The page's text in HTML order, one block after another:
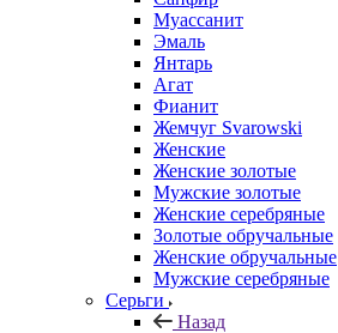
Муассанит
Эмаль
Янтарь
Агат
Фианит
Жемчуг Svarowski
Женские
Женские золотые
Мужские золотые
Женские серебряные
Золотые обручальные
Женские обручальные
Мужские серебряные
Серьги
Назад